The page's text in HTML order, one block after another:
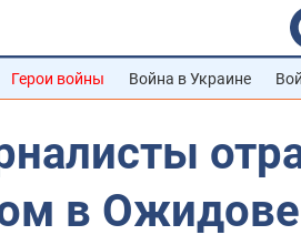
Герои войны Война в Украине
в Ожидове